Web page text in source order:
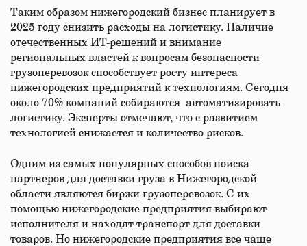
Таким образом нижегородский бизнес планирует в
2025 году снизить расходы на логистику. Наличие
отечественных ИТ-решений и внимание
региональных властей к вопросам безопасности
грузоперевозок способствует росту интереса
нижегородских предприятий к технологиям. Сегодня
около 70% компаний собираются автоматизировать
логистику. Эксперты отмечают, что с развитием
технологией снижается и количество рисков.
Одним из самых популярных способов поиска
партнеров для доставки груза в Нижегородской
области являются биржи грузоперевозок. С их
помощью нижегородские предприятия выбирают
исполнителя и находят транспорт для доставки
товаров. Но нижегородские предприятия все чаще